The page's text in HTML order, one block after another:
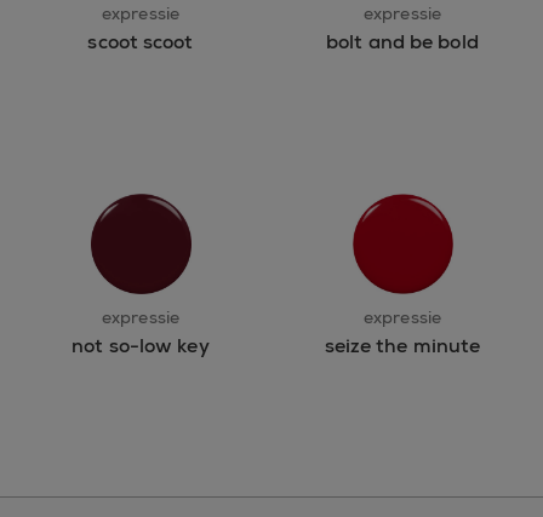
expressie
scoot scoot
expressie
bolt and be bold
expressie
not so-low key
expressie
seize the minute